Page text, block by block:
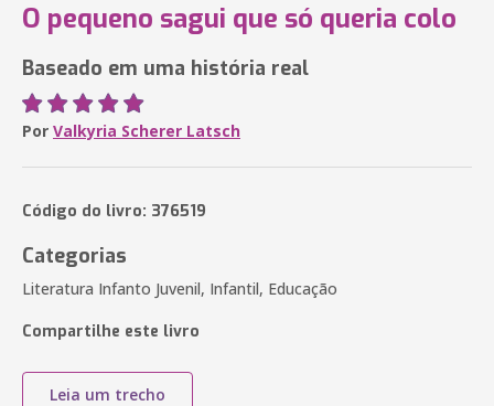
O pequeno sagui que só queria colo
Baseado em uma história real
Por Valkyria Scherer Latsch
Código do livro: 376519
Categorias
Literatura Infanto Juvenil, Infantil, Educação
Compartilhe este livro
Leia um trecho